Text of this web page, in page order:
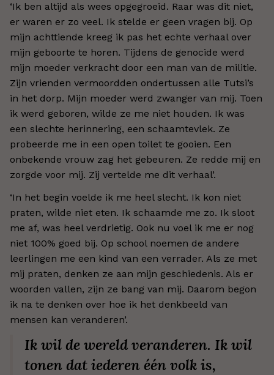
‘Ik ben altijd als wees opgegroeid. Raar was dit niet,
er waren er zo veel. Ik stelde er geen vragen bij. Op
mijn achttiende kreeg ik pas het echte verhaal over
mijn geboorte te horen. Tijdens de genocide werd
mijn moeder verkracht door een man van de militie.
Zijn vrienden vermoordden ondertussen alle Tutsi’s
in het dorp. Mijn moeder werd zwanger van mij. Toen
ik werd geboren, wilde ze me niet houden. Ik was
een slechte herinnering, een schaamtevlek. Ze
probeerde me in een open toilet te gooien. Een
onbekende vrouw zag het gebeuren. Ze redde mij en
zorgde voor mij. Zij vertelde me dit verhaal’.
‘In het begin voelde ik me heel slecht. Ik kon niet
praten, wilde niet eten. Ik schaamde me zo. Ik sloot
me af, was heel verdrietig. Ook nu voel ik me er nog
niet 100% goed bij. Op school noemen de andere
leerlingen me een kind van een verrader. Als ze met
mij praten, denken ze aan mijn geschiedenis. Als er
woorden vallen, zijn ze bang van mij. Daarom begon
ik na te denken over hoe ik het denkbeeld van
mensen kan veranderen’.
Ik wil de wereld veranderen. Ik wil
tonen dat iederen één volk is,